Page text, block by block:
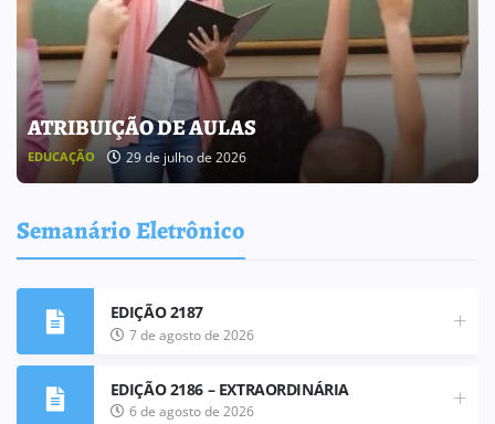
BOLETIM INFORMATIVO 238
BOLETIM INFORMATIVO 25 de julho de 2026
Semanário Eletrônico
EDIÇÃO 2187
7 de agosto de 2026
EDIÇÃO 2186 – EXTRAORDINÁRIA
6 de agosto de 2026